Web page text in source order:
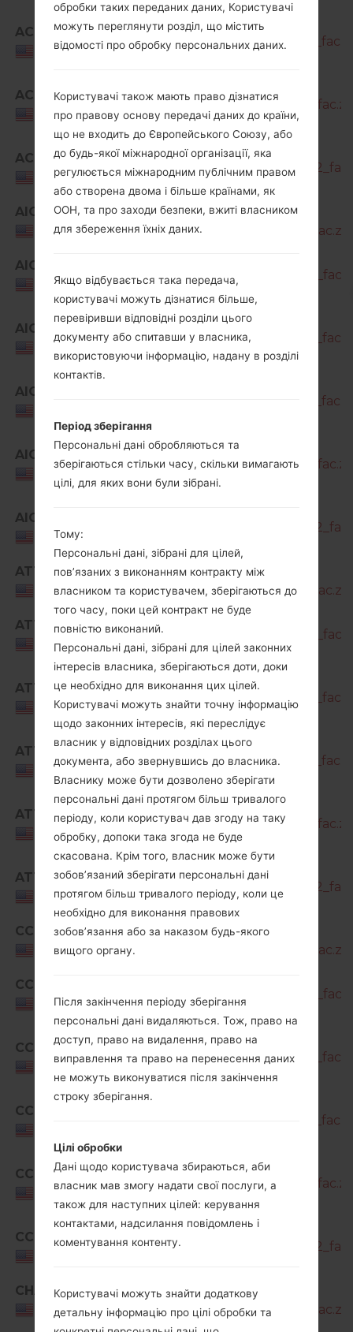
ACG
USA
SM-
ACG
USA
ACG
USA
SM-
AIO
USA
SM-
A716U1_1_20210216153106_04fxelg1nj_fac.zip
AIO
USA
AIO
SM-
AIO
SM-
AIO
SM-
AIO
USA
ATT
USA
SM-
A716U1_1_20210216153106_04fxelg1nj_fac.zip
ATT
USA
SM-
ATT
USA
SM-
ATT
USA
SM-
ATT
USA
SM-
ATT
USA
SM-
CCT
USA
SM-
A716U1_1_20210216153106_04fxelg1nj_fac.zip
CCT
USA
CCT
SM-
CCT
SM-
CCT
USA
SM-
CCT
SM-
CHA
USA
SM-
A716U1_1_20210216153106_04fxelg1nj_fac.zip
обробки таких переданих даних, Користувачі
можуть переглянути розділ, що містить
відомості про обробку персональних даних.
Користувачі також мають право дізнатися
про правову основу передачі даних до країни,
що не входить до Європейського Союзу, або
до будь-якої міжнародної організації, яка
регулюється міжнародним публічним правом
або створена двома і більше країнами, як
ООН, та про заходи безпеки, вжиті власником
для збереження їхніх даних.
Якщо відбувається така передача,
користувачі можуть дізнатися більше,
перевіривши відповідні розділи цього
документу або спитавши у власника,
використовуючи інформацію, надану в розділі
контактів.
Період зберігання
Персональні дані обробляються та
зберігаються стільки часу, скільки вимагають
цілі, для яких вони були зібрані.
Тому:
Персональні дані, зібрані для цілей,
пов’язаних з виконанням контракту між
власником та користувачем, зберігаються до
того часу, поки цей контракт не буде
повністю виконаний.
Персональні дані, зібрані для цілей законних
інтересів власника, зберігаються доти, доки
це необхідно для виконання цих цілей.
Користувачі можуть знайти точну інформацію
щодо законних інтересів, які переслідує
власник у відповідних розділах цього
документа, або звернувшись до власника.
Власнику може бути дозволено зберігати
персональні дані протягом більш тривалого
періоду, коли користувач дав згоду на таку
обробку, допоки така згода не буде
скасована. Крім того, власник може бути
зобов’язаний зберігати персональні дані
протягом більш тривалого періоду, коли це
необхідно для виконання правових
зобов’язання або за наказом будь-якого
вищого органу.
Після закінчення періоду зберігання
персональні дані видаляються. Тож, право на
доступ, право на видалення, право на
виправлення та право на перенесення даних
не можуть виконуватися після закінчення
строку зберігання.
Цілі обробки
Дані щодо користувача збираються, аби
власник мав змогу надати свої послуги, а
також для наступних цілей: керування
контактами, надсилання повідомлень і
коментування контенту.
Користувачі можуть знайти додаткову
детальну інформацію про цілі обробки та